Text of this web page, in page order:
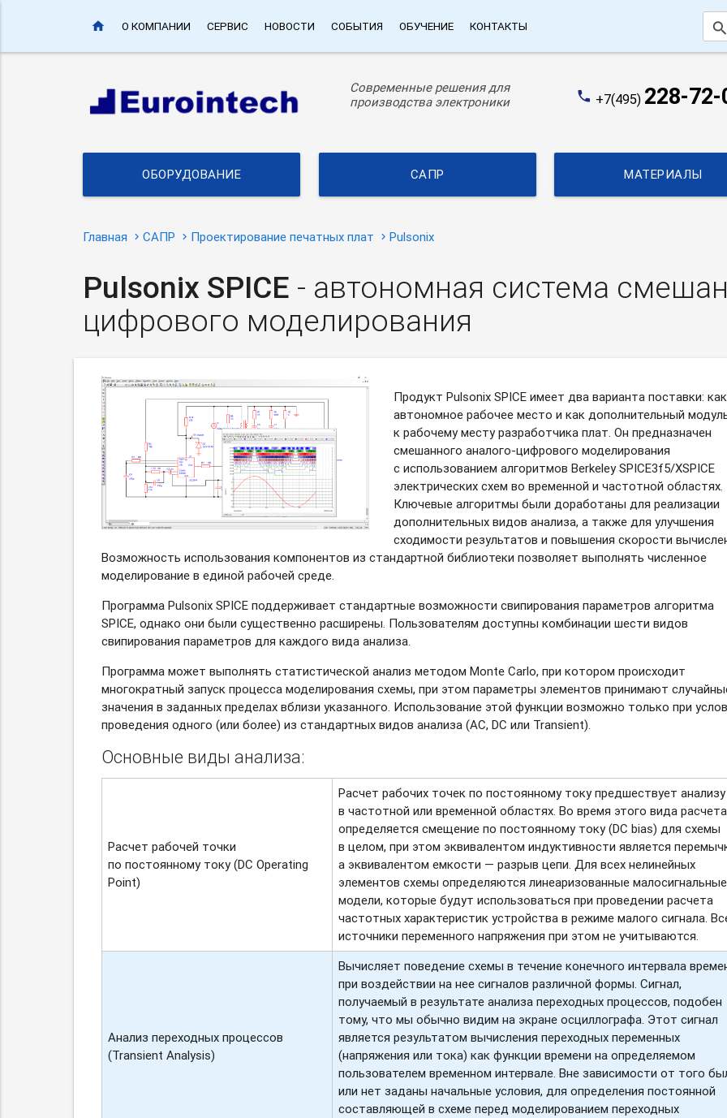
home О КОМПАНИИ СЕРВИС НОВОСТИ СОБЫТИЯ ОБУЧЕНИЕ КОНТАКТЫ search
Современные решения для
производства электроники
phone +7(495) 228-72-
ОБОРУДОВАНИЕ САПР МАТЕРИАЛЫ
Главная САПР Проектирование печатных плат Pulsonix
Pulsonix SPICE - автономная система
цифрового моделирования
Продукт Pulsonix SPICE имеет два варианта поставки: как
автономное рабочее место и как дополнительный
к рабочему месту разработчика плат. Он предназначен
смешанного аналого-цифрового моделирования
с использованием алгоритмов Berkeley SPICE3f5/XSPICE
электрических схем во временной и частотной областях.
Ключевые алгоритмы были доработаны для реализации
дополнительных видов анализа, а также для улучшения
сходимости результатов и повышения скорости
Возможность использования компонентов из стандартной библиотеки позволяет выполнять численное
моделирование в единой рабочей среде.
Программа Pulsonix SPICE поддерживает стандартные возможности свипирования параметров алгоритма
SPICE, однако они были существенно расширены. Пользователям доступны комбинации шести видов
свипирования параметров для каждого вида анализа.
Программа может выполнять статистической анализ методом Monte Carlo, при котором происходит
многократный запуск процесса моделирования схемы, при этом параметры элементов принимают
значения в заданных пределах вблизи указанного. Использование этой функции возможно только при
проведения одного (или более) из стандартных видов анализа (AC, DC или Transient).
Основные виды анализа:
Расчет рабочей точки
по постоянному току (DC Operating
Point)
Расчет рабочих точек по постоянному току предшествует анализу
в частотной или временной областях. Во время этого вида расчета
определяется смещение по постоянному току (DC bias) для схемы
в целом, при этом эквивалентом индуктивности является
а эквивалентом емкости — разрыв цепи. Для всех нелинейных
элементов схемы определяются линеаризованные малосигнальные
модели, которые будут использоваться при проведении расчета
частотных характеристик устройства в режиме малого сигнала.
источники переменного напряжения при этом не учитываются.
Анализ переходных процессов
(Transient Analysis)
Вычисляет поведение схемы в течение конечного интервала
при воздействии на нее сигналов различной формы. Сигнал,
получаемый в результате анализа переходных процессов, подобен
тому, что мы обычно видим на экране осциллографа. Этот сигнал
является результатом вычисления переходных переменных
(напряжения или тока) как функции времени на определяемом
пользователем временном интервале. Вне зависимости от того
или нет заданы начальные условия, для определения постоянной
составляющей в схеме перед моделированием переходных